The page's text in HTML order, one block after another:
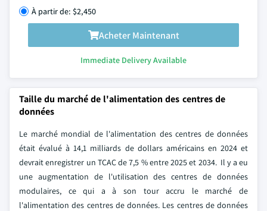
À partir de: $2,450
Acheter Maintenant
Immediate Delivery Available
Taille du marché de l'alimentation des centres de
données
Le marché mondial de l'alimentation des centres de données
était évalué à 14,1 milliards de dollars américains en 2024 et
devrait enregistrer un TCAC de 7,5 % entre 2025 et 2034. Il y a eu
une augmentation de l'utilisation des centres de données
modulaires, ce qui a à son tour accru le marché de
l'alimentation des centres de données. Les centres de données